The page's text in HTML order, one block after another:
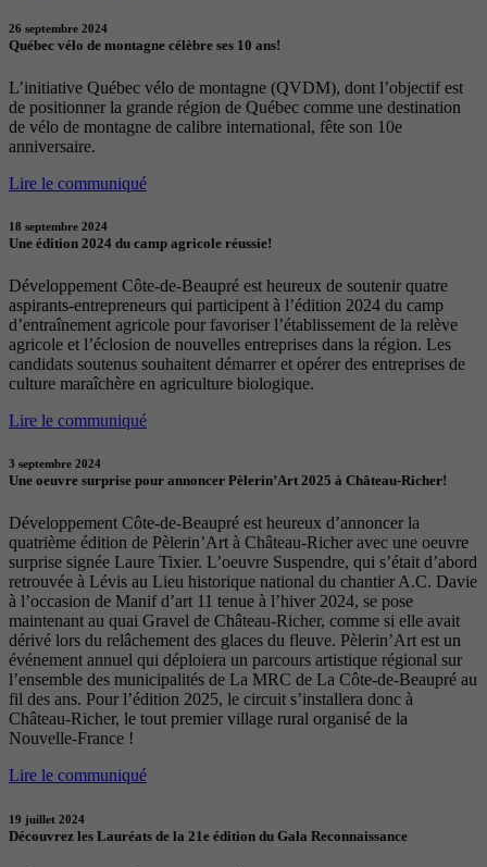
26 septembre 2024
Québec vélo de montagne célèbre ses 10 ans!
L’initiative Québec vélo de montagne (QVDM), dont l’objectif est
de positionner la grande région de Québec comme une destination
de vélo de montagne de calibre international, fête son 10e
anniversaire.
Lire le communiqué
18 septembre 2024
Une édition 2024 du camp agricole réussie!
Développement Côte-de-Beaupré est heureux de soutenir quatre
aspirants-entrepreneurs qui participent à l’édition 2024 du camp
d’entraînement agricole pour favoriser l’établissement de la relève
agricole et l’éclosion de nouvelles entreprises dans la région. Les
candidats soutenus souhaitent démarrer et opérer des entreprises de
culture maraîchère en agriculture biologique.
Lire le communiqué
3 septembre 2024
Une oeuvre surprise pour annoncer Pèlerin’Art 2025 à Château-Richer!
Développement Côte-de-Beaupré est heureux d’annoncer la
quatrième édition de Pèlerin’Art à Château-Richer avec une oeuvre
surprise signée Laure Tixier. L’oeuvre Suspendre, qui s’était d’abord
retrouvée à Lévis au Lieu historique national du chantier A.C. Davie
à l’occasion de Manif d’art 11 tenue à l’hiver 2024, se pose
maintenant au quai Gravel de Château-Richer, comme si elle avait
dérivé lors du relâchement des glaces du fleuve. Pèlerin’Art est un
événement annuel qui déploiera un parcours artistique régional sur
l’ensemble des municipalités de La MRC de La Côte-de-Beaupré au
fil des ans. Pour l’édition 2025, le circuit s’installera donc à
Château-Richer, le tout premier village rural organisé de la
Nouvelle-France !
Lire le communiqué
19 juillet 2024
Découvrez les Lauréats de la 21e édition du Gala Reconnaissance